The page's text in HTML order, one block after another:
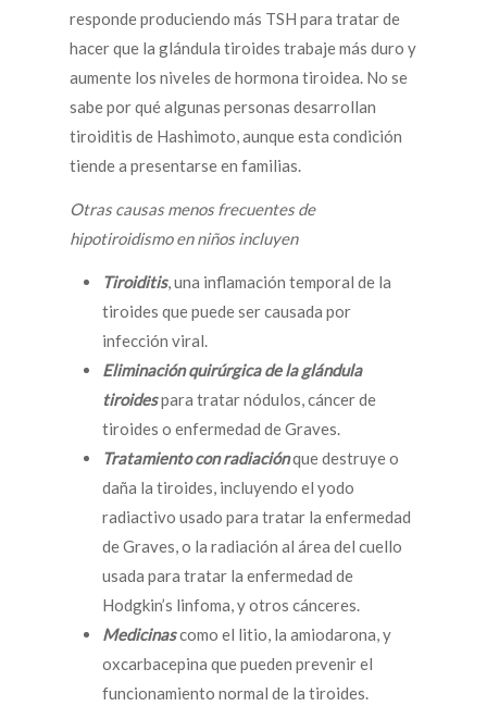
responde produciendo más TSH para tratar de
hacer que la glándula tiroides trabaje más duro y
aumente los niveles de hormona tiroidea. No se
sabe por qué algunas personas desarrollan
tiroiditis de Hashimoto, aunque esta condición
tiende a presentarse en familias.
Otras causas menos frecuentes de
hipotiroidismo en niños incluyen
Tiroiditis, una inflamación temporal de la
tiroides que puede ser causada por
infección viral.
Eliminación quirúrgica de la glándula
tiroidespara tratar nódulos, cáncer de
tiroides o enfermedad de Graves.
Tratamiento con radiaciónque destruye o
daña la tiroides, incluyendo el yodo
radiactivo usado para tratar la enfermedad
de Graves, o la radiación al área del cuello
usada para tratar la enfermedad de
Hodgkin’s linfoma, y otros cánceres.
Medicinascomo el litio, la amiodarona, y
oxcarbacepina que pueden prevenir el
funcionamiento normal de la tiroides.